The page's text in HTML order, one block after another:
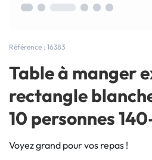
Référence : 16383
Table à manger
rectangle
10 personnes
Voyez grand pour vos repas !